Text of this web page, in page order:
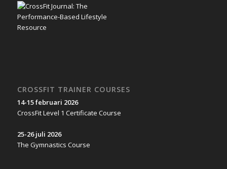
CROSSFIT TRAINER COURSES
14-15 februari 2026
CrossFit Level 1 Certificate Course
25-26 juli 2026
The Gymnastics Course